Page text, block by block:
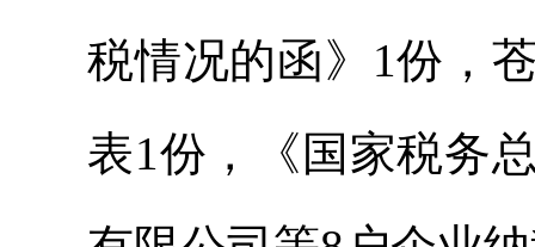
税情况的函》1份，
表1份，《国家税务